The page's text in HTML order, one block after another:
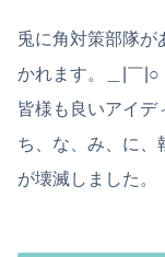
兎に角対策部隊が
かれます。＿|￣|○
皆様も良いアイデ
ち、な、み、に、
が壊滅しました。